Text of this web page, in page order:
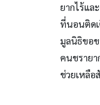
ยากไร้แล
ที่นอนติด
มูลนิธิขอ
คนชราย
ช่วยเหลื